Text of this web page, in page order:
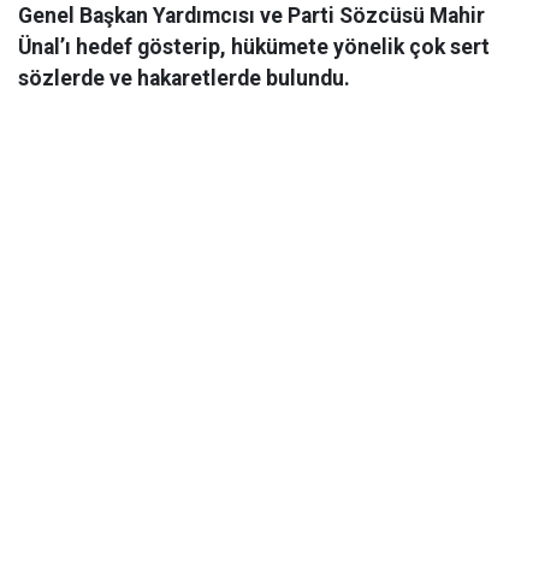
Genel Başkan Yardımcısı ve Parti Sözcüsü Mahir
Ünal’ı hedef gösterip, hükümete yönelik çok sert
sözlerde ve hakaretlerde bulundu.